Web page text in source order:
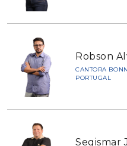
Robson
CANTORA
PORTUGAL
Segismar